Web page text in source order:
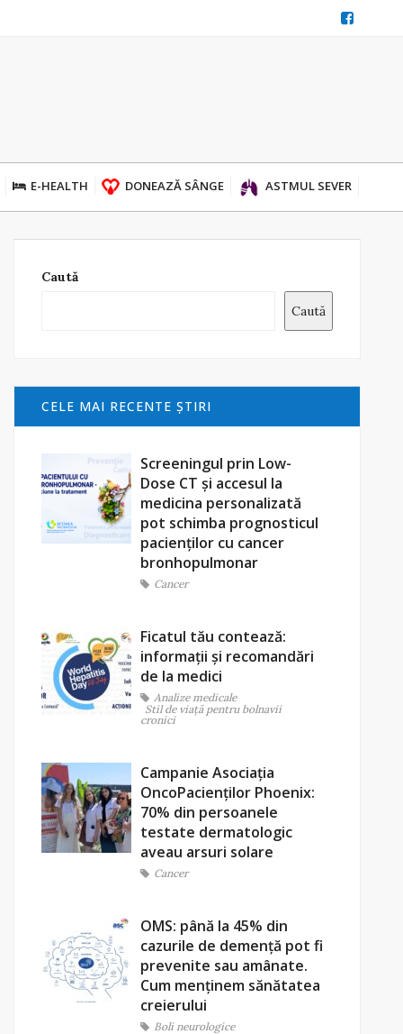
E-HEALTH DONEAZĂ SÂNGE ASTMUL SEVER
Caută
Caută
CELE MAI RECENTE ŞTIRI
Screeningul prin Low-
Dose CT și accesul la
medicina personalizată
pot schimba prognosticul
pacienților cu cancer
bronhopulmonar
Cancer
Ficatul tău contează:
informații și recomandări
de la medici
Analize medicale
Stil de viaţă pentru bolnavii
cronici
Campanie Asociația
OncoPacienților Phoenix:
70% din persoanele
testate dermatologic
aveau arsuri solare
Cancer
OMS: până la 45% din
cazurile de demență pot fi
prevenite sau amânate.
Cum menținem sănătatea
creierului
Boli neurologice